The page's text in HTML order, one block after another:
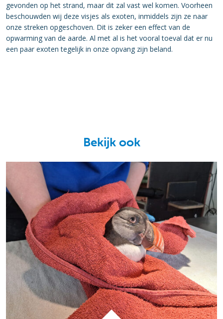
gevonden op het strand, maar dit zal vast wel komen. Voorheen
beschouwden wij deze visjes als exoten, inmiddels zijn ze naar
onze streken opgeschoven. Dit is zeker een effect van de
opwarming van de aarde. Al met al is het vooral toeval dat er nu
een paar exoten tegelijk in onze opvang zijn beland.
Bekijk ook